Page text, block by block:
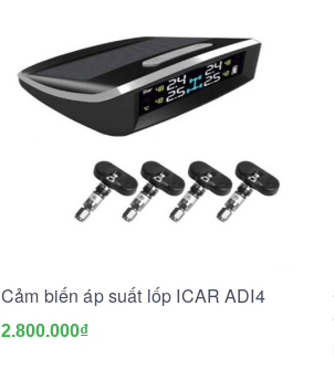
Cảm biến áp suất lốp ICAR ADI4
2.800.000₫